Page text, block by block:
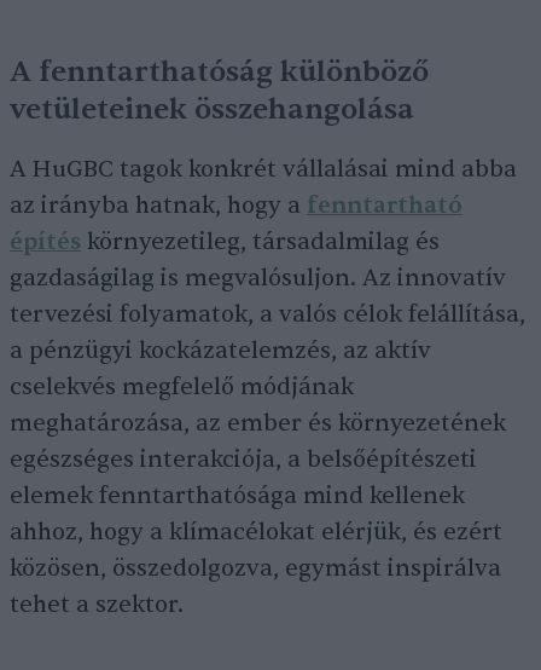
A fenntarthatóság különböző
vetületeinek összehangolása
A HuGBC tagok konkrét vállalásai mind abba
az irányba hatnak, hogy a fenntartható
építés környezetileg, társadalmilag és
gazdaságilag is megvalósuljon. Az innovatív
tervezési folyamatok, a valós célok felállítása,
a pénzügyi kockázatelemzés, az aktív
cselekvés megfelelő módjának
meghatározása, az ember és környezetének
egészséges interakciója, a belsőépítészeti
elemek fenntarthatósága mind kellenek
ahhoz, hogy a klímacélokat elérjük, és ezért
közösen, összedolgozva, egymást inspirálva
tehet a szektor.